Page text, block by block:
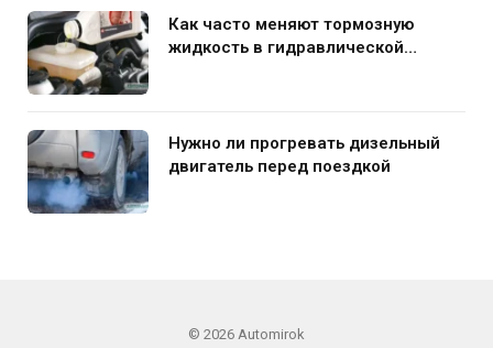
Как часто меняют тормозную
жидкость в гидравлической
Нужно ли прогревать дизельный
двигатель перед поездкой
© 2026 Automirok